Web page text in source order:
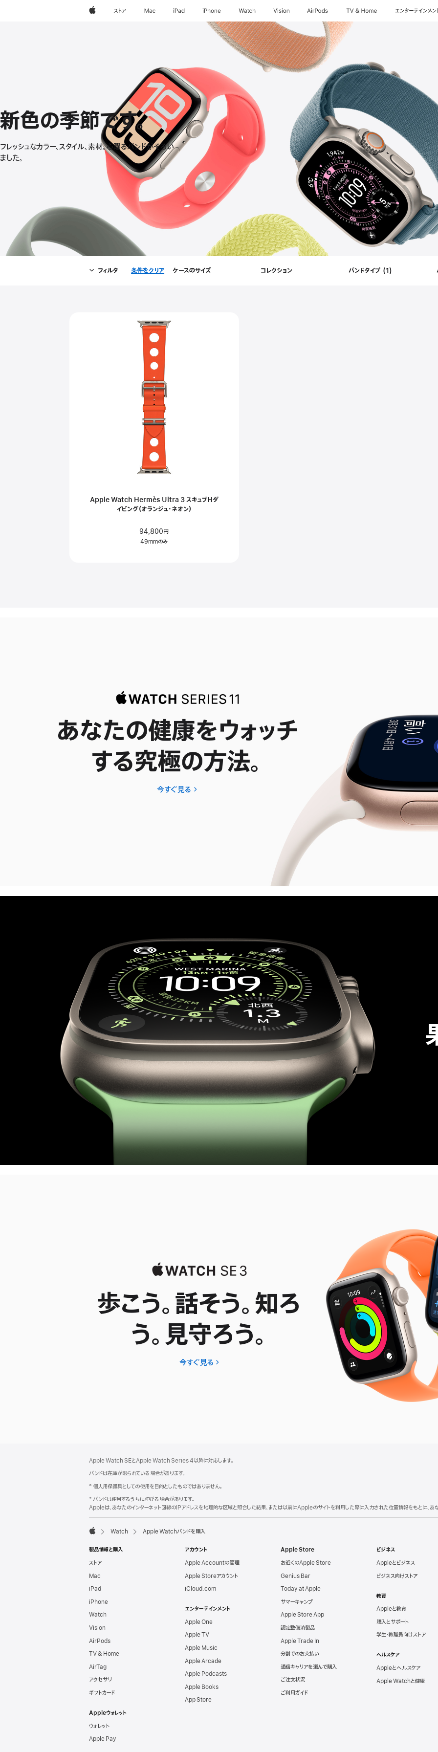
Appleストア Mac iPad iPhone Watch Vision AirPods TV & Home エンターテインメン
Apple
Watch
新色の季節です。
フレッシュなカラー、スタイル、素材。心躍るバンドがそろい
ました。
フィルタ 条件をクリア ケースのサイズ コレクション バンドタイプ (1)
Apple Watch Hermès Ultra 3 スキュブHダ
イビング（オランジュ・ネオン）
94,800円
49mmのみ
あなたの健康をウォッチ
する究極の方法。
今すぐ見る Apple
歩こう。話そう。知ろ
う。見守ろう。
今すぐ見る Apple
ッ
タ
ー
注
Apple Watch SEとApple Watch Series 4以降に対応します。
バンドは在庫が限られている場合があります。
° 個人用保護具としての使用を目的としたものではありません。
* バンドは使用するうちに伸びる場合があります。
Appleは、あなたのインターネット回線のIPアドレスを地理的な区域と照合した結果、または以前にAppleのサイトを利用した際に入力された位置情報をもとに、あ
Watch Apple Watchバンドを購入
製品情報と購入
ストア
Mac
iPad
iPhone
Watch
Vision
AirPods
TV & Home
AirTag
アクセサリ
ギフトカード
Appleウォレット
ウォレット
Apple Pay
アカウント
Apple Accountの管理
Apple Storeアカウント
iCloud.com
エンターテインメント
Apple One
Apple TV
Apple Music
Apple Arcade
Apple Podcasts
Apple Books
App Store
Apple Store
お近くのApple Store
Genius Bar
Today at Apple
サマーキャンプ
Apple Store App
認定整備済製品
Apple Trade In
分割でのお支払い
通信キャリアを選んで購入
ご注文状況
ご利用ガイド
ビジネス
Appleとビジネス
ビジネス向けストア
教育
Appleと教育
購入とサポート
学生・教職員向けストア
ヘルスケア
Appleとヘルスケア
Apple Watchと健康